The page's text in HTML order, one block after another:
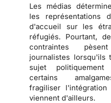
Les médias
les représentations
d'accueil sur les
réfugiés. Pourtant,
contraintes
journalistes lorsqu'ils
sujet politiquement
certains
fragiliser l'intégration
viennent d'ailleurs.